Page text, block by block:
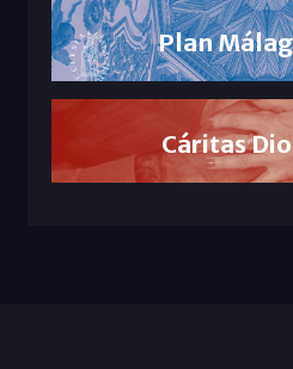
Plan
Cáritas